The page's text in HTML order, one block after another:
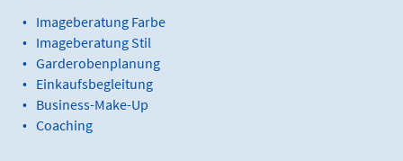
Imageberatung Farbe
Imageberatung Stil
Garderobenplanung
Einkaufsbegleitung
Business-Make-Up
Coaching